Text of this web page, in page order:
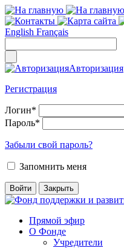
English Français
Авторизация
Регистрация
Логин*
Пароль*
Забыли свой пароль?
Запомнить меня
Прямой эфир
О Фонде
Учредители